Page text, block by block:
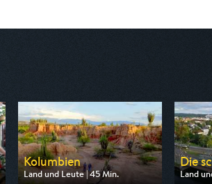
Kolumbien
Land und Leute | 45 Min.
Die
Land